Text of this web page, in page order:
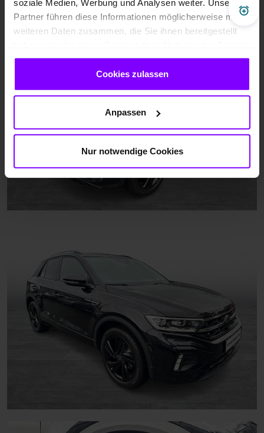
soziale Medien, Werbung und Analysen weiter. Unsere
Partner führen diese Informationen möglicherweise mit
weiteren Daten zusammen, die Sie ihnen bereitgestellt
gesammelt haben.
Cookies zulassen
Anpassen
Nur notwendige Cookies